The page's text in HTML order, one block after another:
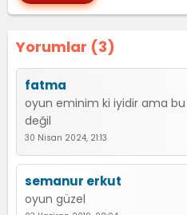
Yorumlar (3)
fatma
oyun eminim ki iyidir ama
değil
30 Nisan 2024, 21:13
semanur erkut
oyun güzel